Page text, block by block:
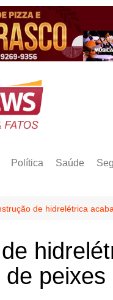
Política Saúde
de hidrelétrica